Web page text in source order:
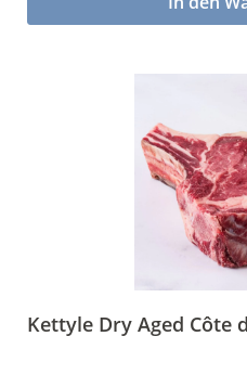
Kettyle Dry Aged Côte